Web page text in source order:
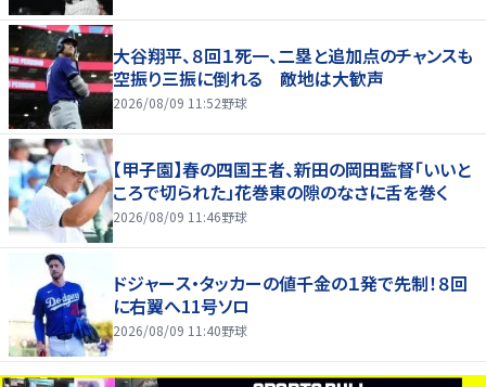
大谷翔平、８回１死一、二塁と追加点のチャンスも
空振り三振に倒れる 敵地は大歓声
2026/08/09 11:52野球
【甲子園】春の四国王者、新田の岡田監督「いいと
ころで切られた」花巻東の隙のなさに舌を巻く
2026/08/09 11:46野球
ドジャース・タッカーの値千金の１発で先制！８回
に右翼へ11号ソロ
2026/08/09 11:40野球